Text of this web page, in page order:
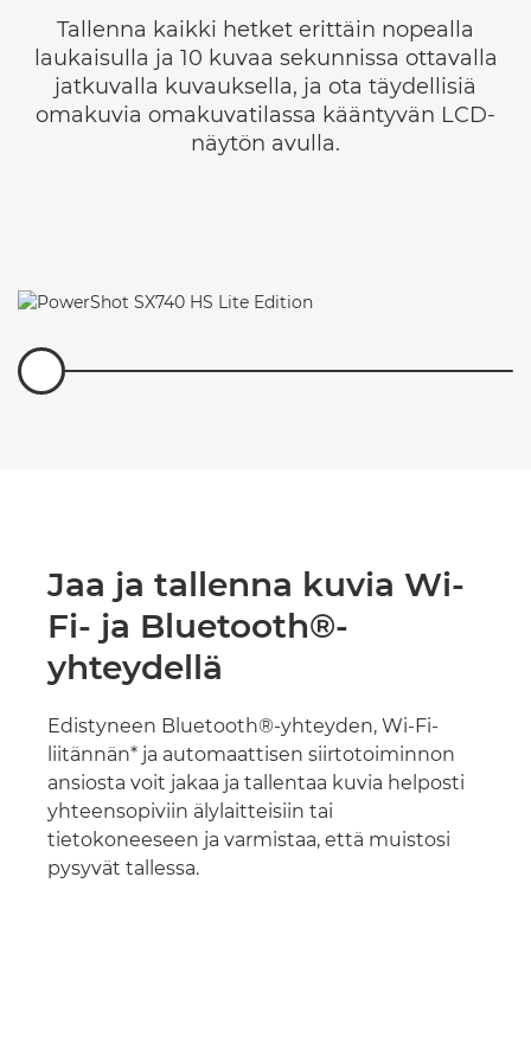
Tallenna kaikki hetket erittäin nopealla
laukaisulla ja 10 kuvaa sekunnissa ottavalla
jatkuvalla kuvauksella, ja ota täydellisiä
omakuvia omakuvatilassa kääntyvän LCD-
näytön avulla.
Jaa ja tallenna kuvia Wi-
Fi- ja Bluetooth®-
yhteydellä
Edistyneen Bluetooth®-yhteyden, Wi-Fi-
liitännän* ja automaattisen siirtotoiminnon
ansiosta voit jakaa ja tallentaa kuvia helposti
yhteensopiviin älylaitteisiin tai
tietokoneeseen ja varmistaa, että muistosi
pysyvät tallessa.